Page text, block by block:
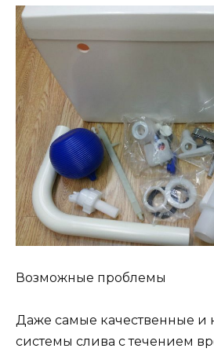
Возможные проблемы
Даже самые качественные и
системы слива с течением